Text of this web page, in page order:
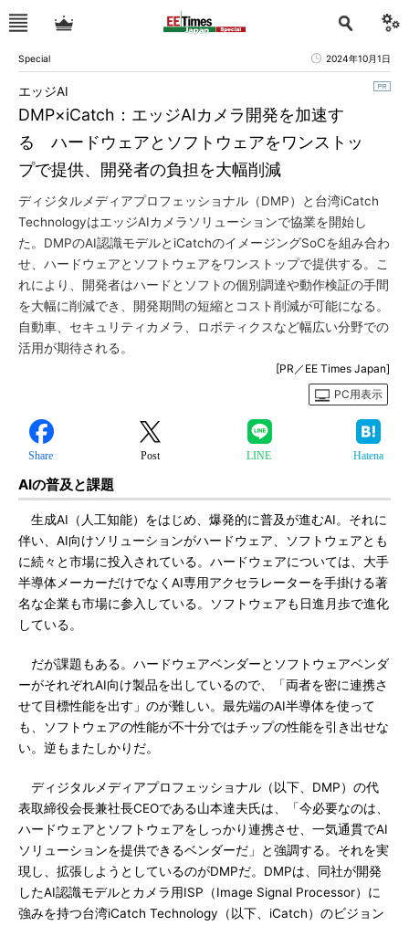
Special 2024年10月1日
DMP×iCatch：エッジAIカメラ開発を加速す
る ハードウェアとソフトウェアをワンストッ
プで提供、開発者の負担を大幅削減
エッジAI
ディジタルメディアプロフェッショナル（DMP）と台湾iCatch
TechnologyはエッジAIカメラソリューションで協業を開始し
た。DMPのAI認識モデルとiCatchのイメージングSoCを組み合わ
せ、ハードウェアとソフトウェアをワンストップで提供する。こ
れにより、開発者はハードとソフトの個別調達や動作検証の手間
を大幅に削減でき、開発期間の短縮とコスト削減が可能になる。
自動車、セキュリティカメラ、ロボティクスなど幅広い分野での
活用が期待される。
[PR／EE Times Japan]
PC用表示
Share Post LINE Hatena
AIの普及と課題
生成AI（人工知能）をはじめ、爆発的に普及が進むAI。それに
伴い、AI向けソリューションがハードウェア、ソフトウェアとも
に続々と市場に投入されている。ハードウェアについては、大手
半導体メーカーだけでなくAI専用アクセラレーターを手掛ける著
名な企業も市場に参入している。ソフトウェアも日進月歩で進化
している。
だが課題もある。ハードウェアベンダーとソフトウェアベンダ
ーがそれぞれAI向け製品を出しているので、「両者を密に連携さ
せて目標性能を出す」のが難しい。最先端のAI半導体を使って
も、ソフトウェアの性能が不十分ではチップの性能を引き出せな
い。逆もまたしかりだ。
ディジタルメディアプロフェッショナル（以下、DMP）の代
表取締役会長兼社長CEOである山本達夫氏は、「今必要なのは、
ハードウェアとソフトウェアをしっかり連携させ、一気通貫でAI
ソリューションを提供できるベンダーだ」と強調する。それを実
現し、拡張しようとしているのがDMPだ。DMPは、同社が開発
したAI認識モデルとカメラ用ISP（Image Signal Processor）に
強みを持つ台湾iCatch Technology（以下、iCatch）のビジョン